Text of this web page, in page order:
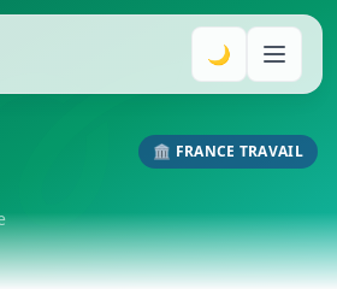
🌙
🏛️ FRANCE TRAVAIL